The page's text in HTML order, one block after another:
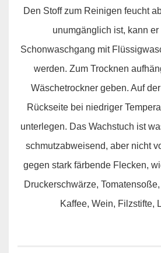
Den Stoff zum Reinigen feucht
unumgänglich ist, kann er
Schonwaschgang mit
werden. Zum Trocknen
Wäschetrockner geben. Auf
Rückseite bei niedriger
unterlegen. Das Wachstuch ist
schmutzabweisend, aber nicht
gegen stark färbende Flecken,
Druckerschwärze,
Kaffee, Wein, Filzstifte,